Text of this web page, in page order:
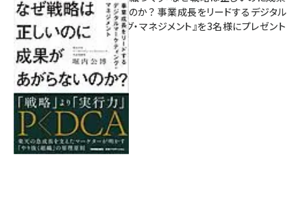
があがらないのか？ 事業成長をリードするデジタル
マーケティング・マネジメント』を3名様にプレゼント
8月7日 10:00